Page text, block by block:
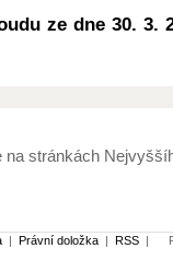
ze dne 30. 3.
na stránkách
| Právní doložka | RSS |